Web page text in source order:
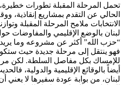
تحمل المرحلة المقبلة تطورات
الحالي عن التقدم بمشاريع إنقاذية،
الانتخابات ملامح المرحلة المقبلة
لبنان بالوضع الإقليمي والمفاوضات
“حزب الله” أكثر عن مشروعه وما يريده
فهو ينتقل إلى مرحلة جديدة حيث
للإمساك بكل مفاصل السلطة. لكن
أيضاً بالوقائع الإقليمية والدولية،
لبنان، من بوابة عودة سفيرها لا